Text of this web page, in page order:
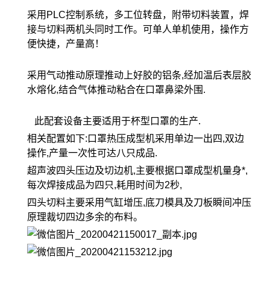
采用PLC控制系统，多工位转盘，附带切料装置，焊
接与切料两机头同时工作。可单人单机使用，操作方
便快捷，产量高！
采用气动推动原理推动上好胶的铝条,经加温后表层胶
水熔化,结合气体推动粘合在口罩鼻梁外围.
此配套设备主要适用于杯型口罩的生产.
相关配置如下:口罩热压成型机采用单边一出四,双边
操作,产量一次性可达八只成品.
超声波四头压边及切边机,主要根据口罩成型机量身*,
每次焊接成品为四只,耗用时间为2秒,
四头切料主要采用气缸增压,底刀模具及刀板瞬间冲压
原理裁切四边多余的布料。